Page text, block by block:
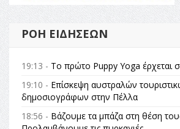
ΡΟΉ ΕΙΔΉΣΕΩΝ
19:13 - Το πρώτο Puppy Yoga έρχεται
19:10 - Επίσκεψη αυστραλών
δημοσιογράφων στην Πέλλα
18:56 - Βάζουμε τα μπάζα στη θέση